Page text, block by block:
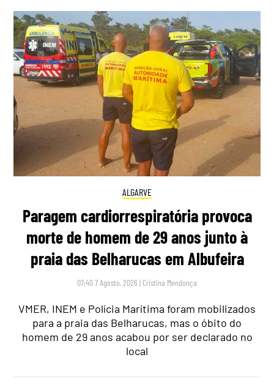
ALGARVE
Paragem cardiorrespiratória provoca
morte de homem de 29 anos junto à
praia das Belharucas em Albufeira
07:40 7 Agosto, 2026 | Cristina Mendonça
VMER, INEM e Polícia Marítima foram mobilizados
para a praia das Belharucas, mas o óbito do
homem de 29 anos acabou por ser declarado no
local